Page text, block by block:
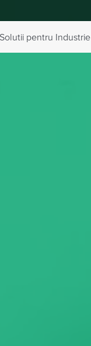
Produse
curent)
Solutii pentru Industrie